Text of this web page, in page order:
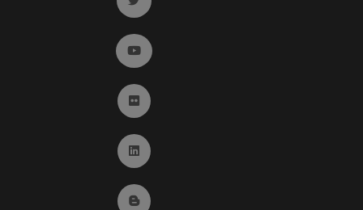
Ir a YouTube (abre en ventana nueva)
Ir a Flickr (abre en ventana nueva)
Ir a Linkedin (abre en ventana nueva)
Ir al Blog (abre en ventana nueva)